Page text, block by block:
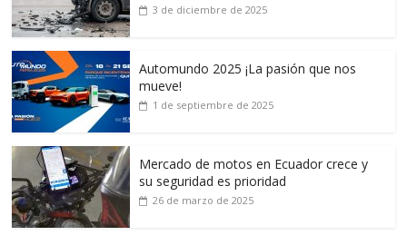
3 de diciembre de 2025
Automundo 2025 ¡La pasión que nos
mueve!
1 de septiembre de 2025
Mercado de motos en Ecuador crece y
su seguridad es prioridad
26 de marzo de 2025